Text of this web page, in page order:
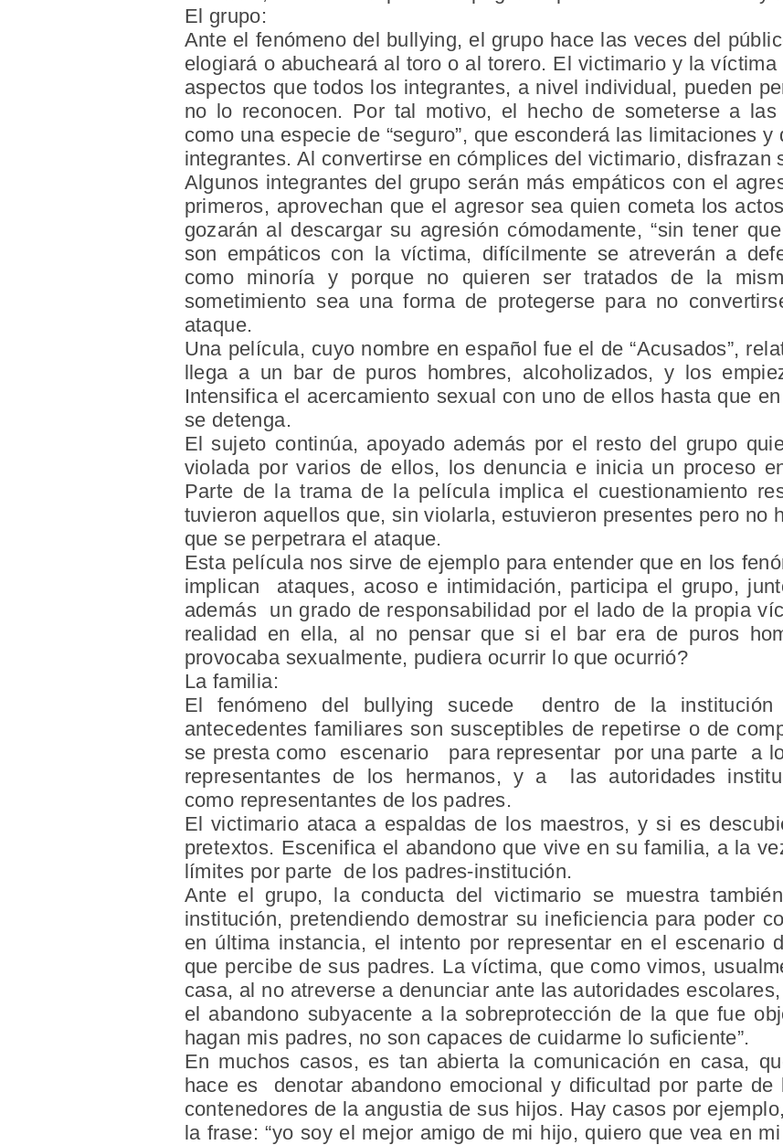
El grupo:
Ante el fenómeno del bullying, el grupo hace las veces del
elogiará o abucheará al toro o al torero. El victimario y la
aspectos que todos los integrantes, a nivel individual, pueden
no lo reconocen. Por tal motivo, el hecho de someterse a las
como una especie de “seguro”, que esconderá las limitaciones
integrantes. Al convertirse en cómplices del victimario, disfrazan
Algunos integrantes del grupo serán más empáticos con el
primeros, aprovechan que el agresor sea quien cometa los
gozarán al descargar su agresión cómodamente, “sin tener
son empáticos con la víctima, difícilmente se atreverán a
como minoría y porque no quieren ser tratados de la
sometimiento sea una forma de protegerse para no
ataque.
Una película, cuyo nombre en español fue el de “Acusados”,
llega a un bar de puros hombres, alcoholizados, y los
Intensifica el acercamiento sexual con uno de ellos hasta que
se detenga.
El sujeto continúa, apoyado además por el resto del grupo
violada por varios de ellos, los denuncia e inicia un proceso
Parte de la trama de la película implica el cuestionamiento
tuvieron aquellos que, sin violarla, estuvieron presentes pero no
que se perpetrara el ataque.
Esta película nos sirve de ejemplo para entender que en los
implican ataques, acoso e intimidación, participa el grupo,
además un grado de responsabilidad por el lado de la propia
realidad en ella, al no pensar que si el bar era de puros
provocaba sexualmente, pudiera ocurrir lo que ocurrió?
La familia:
El fenómeno del bullying sucede dentro de la institución
antecedentes familiares son susceptibles de repetirse o de
se presta como escenario para representar por una parte a
representantes de los hermanos, y a las autoridades
como representantes de los padres.
El victimario ataca a espaldas de los maestros, y si es
pretextos. Escenifica el abandono que vive en su familia, a la
límites por parte de los padres-institución.
Ante el grupo, la conducta del victimario se muestra
institución, pretendiendo demostrar su ineficiencia para poder
en última instancia, el intento por representar en el
que percibe de sus padres. La víctima, que como vimos,
casa, al no atreverse a denunciar ante las autoridades
el abandono subyacente a la sobreprotección de la que fue
hagan mis padres, no son capaces de cuidarme lo suficiente”.
En muchos casos, es tan abierta la comunicación en casa,
hace es denotar abandono emocional y dificultad por parte de
contenedores de la angustia de sus hijos. Hay casos por
la frase: “yo soy el mejor amigo de mi hijo, quiero que vea en